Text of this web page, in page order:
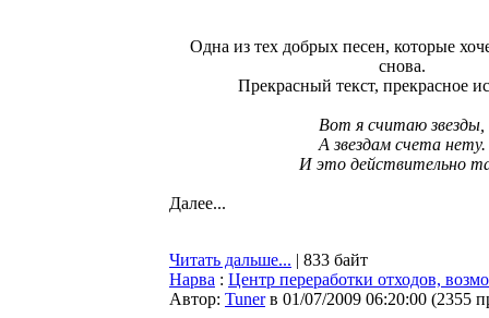
Одна из тех добрых песен, которые
снова.
Прекрасный текст, прекрасное
Вот я считаю звезды,
А звездам счета нету.
И это действительно
Далее...
Читать дальше... | 833 байт
Нарва : Центр переработки отходов,
Автор: Tuner в 01/07/2009 06:20:00 (2355